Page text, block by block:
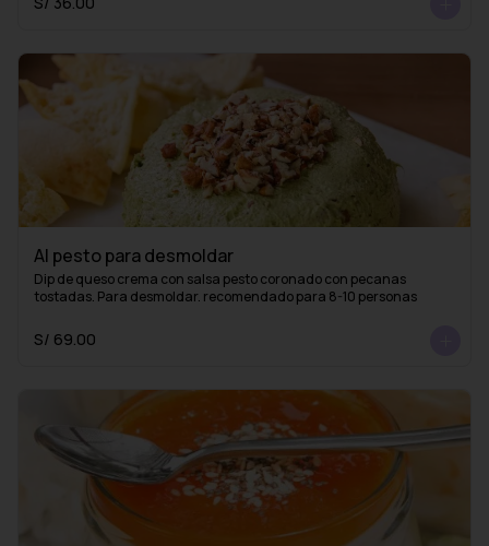
Al pesto para desmoldar
Dip de queso crema con salsa pesto coronado con pecanas
tostadas. Para desmoldar. recomendado para 8-10 personas
S/ 69.00